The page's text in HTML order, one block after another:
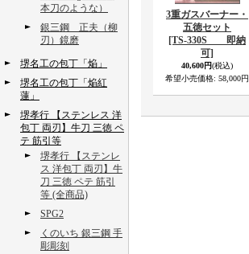
本刀のような）
銀三鋼 正夫（柳
刃）鏡磨
堺名工の包丁「焔」
堺名工の包丁「焔紅
蓮」
堺孝行 【ステンレス 洋
包丁 両刃】牛刀 三徳 ペ
テ 筋引等
堺孝行 【ステンレ
ス 洋包丁 両刃】牛
刀 三徳 ペテ 筋引
等 (全商品)
SPG2
くのいち 銀三鋼 手
彫彫刻
3重ガスバーナー・
五徳セット
[TS-330S 即納
可]
40,600円(税込)
希望小売価格: 58,000円